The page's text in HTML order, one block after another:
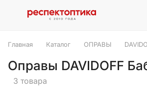
Главная Каталог ОПРАВЫ
Оправы DAVIDOFF
3 товара